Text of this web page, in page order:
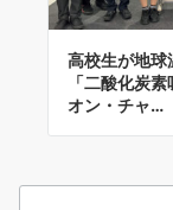
高校生が地球
「二酸化炭
オン・チャ…